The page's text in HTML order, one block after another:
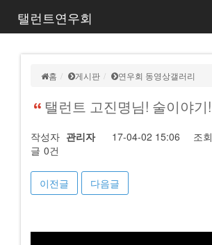
탤런트연우회
홈 게시판 연우회 동영상갤러리
탤런트 고진명님! 술이야기!
작성자 관리자 17-04-02 15:06 조회
글 0건
이전글 다음글